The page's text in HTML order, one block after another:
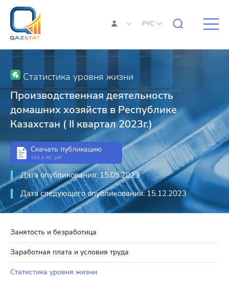
РУС
Занятость и безработица
Заработная плата и условия труда
Статистика уровня жизни
Статистика уровня жизни
Производственная деятельность
домашних хозяйств в Республике
Казахстан ( II квартал 2023г.)
Скачать публикацию
164.4 Кб, pdf
Дата опубликования: 15.09.2023
Дата следующего опубликования: 15.12.2023